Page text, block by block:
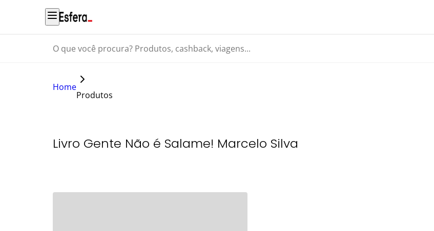
O que você procura? Produtos, cashback, viagens...
Home
Produtos
Livro Gente Não é Salame! Marcelo Silva